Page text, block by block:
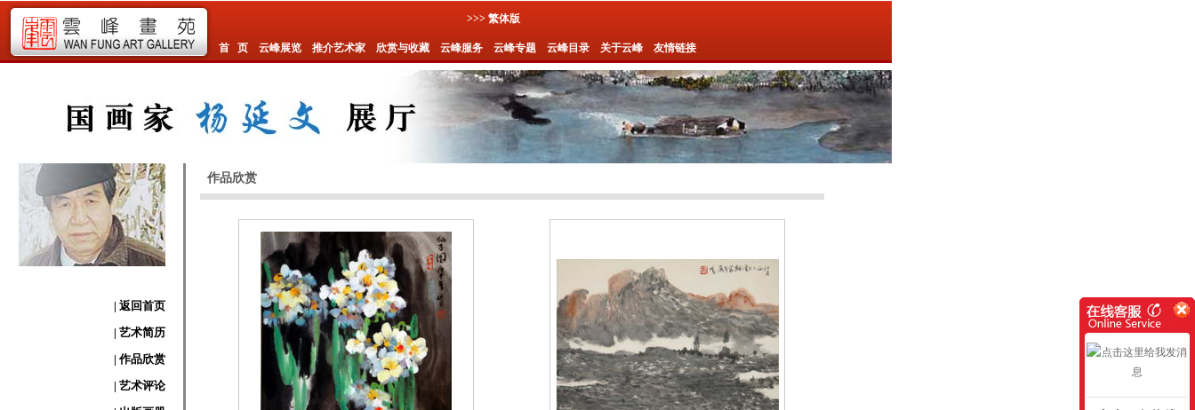
>>> 繁体版
首 页 云峰展览 推介艺术家 欣赏与收藏 云峰服务 云峰专题 云峰目录 关于云峰 友情链接
| 返回首页
| 艺术简历
| 作品欣赏
| 艺术评论
作品欣赏